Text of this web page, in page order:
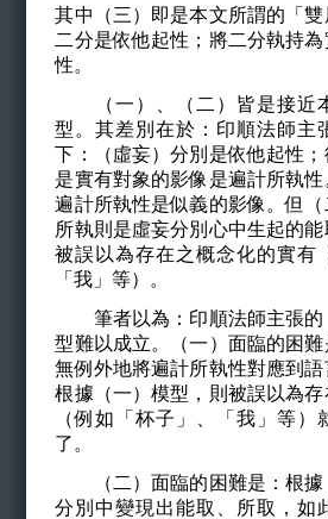
其中（三）即是本文所謂的「
二分是依他起性；將二分執持
性。
（一）、（二）皆是接近
型。其差別在於：印順法師主
下：（虛妄）分別是依他起性
是實有對象的影像是遍計所執
遍計所執性是似義的影像。但
所執則是虛妄分別心中生起的
被誤以為存在之概念化的實有
「我」等）。
筆者以為：印順法師主張的
型難以成立。（一）面臨的困
無例外地將遍計所執性對應到
根據（一）模型，則被誤以為
（例如「杯子」、「我」等）
了。
（二）面臨的困難是：根據
分別中變現出能取、所取，如